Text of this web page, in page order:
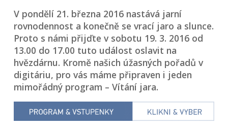
V pondělí 21. března 2016 nastává jarní
rovnodennost a konečně se vrací jaro a slunce.
Proto s námi přijďte v sobotu 19. 3. 2016 od
13.00 do 17.00 tuto událost oslavit na
hvězdárnu. Kromě našich úžasných pořadů v
digitáriu, pro vás máme připraven i jeden
mimořádný program – Vítání jara.